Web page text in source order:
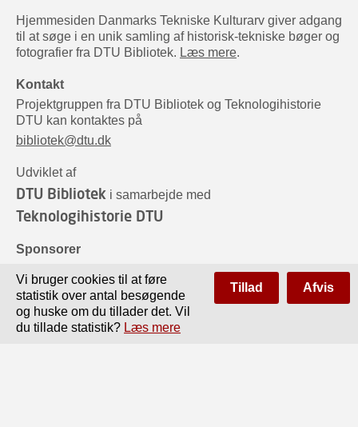
Hjemmesiden Danmarks Tekniske Kulturarv giver adgang
til at søge i en unik samling af historisk-tekniske bøger og
fotografier fra DTU Bibliotek. Læs mere.
Kontakt
Projektgruppen fra DTU Bibliotek og Teknologihistorie
DTU kan kontaktes på
bibliotek@dtu.dk
Udviklet af
DTU Bibliotek i samarbejde med
Teknologihistorie DTU
Sponsorer
Vi bruger cookies til at føre
statistik over antal besøgende
og huske om du tillader det. Vil
du tillade statistik? Læs mere
Tillad Afvis